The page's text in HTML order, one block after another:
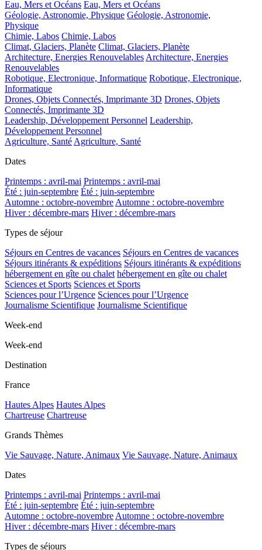
Eau, Mers et Océans Eau, Mers et Océans
Géologie, Astronomie, Physique Géologie, Astronomie,
Physique
Chimie, Labos Chimie, Labos
Climat, Glaciers, Planète Climat, Glaciers, Planète
Architecture, Energies Renouvelables Architecture, Energies
Renouvelables
Robotique, Electronique, Informatique Robotique, Electronique,
Informatique
Drones, Objets Connectés, Imprimante 3D Drones, Objets
Connectés, Imprimante 3D
Leadership, Développement Personnel Leadership,
Développement Personnel
Agriculture, Santé Agriculture, Santé
Dates
Printemps : avril-mai Printemps : avril-mai
Été : juin-septembre Été : juin-septembre
Automne : octobre-novembre Automne : octobre-novembre
Hiver : décembre-mars Hiver : décembre-mars
Types de séjour
Séjours en Centres de vacances Séjours en Centres de vacances
Séjours itinérants & expéditions Séjours itinérants & expéditions
hébergement en gîte ou chalet hébergement en gîte ou chalet
Sciences et Sports Sciences et Sports
Sciences pour l’Urgence Sciences pour l’Urgence
Journalisme Scientifique Journalisme Scientifique
Week-end
Week-end
Destination
France
Hautes Alpes Hautes Alpes
Chartreuse Chartreuse
Grands Thèmes
Vie Sauvage, Nature, Animaux Vie Sauvage, Nature, Animaux
Dates
Printemps : avril-mai Printemps : avril-mai
Été : juin-septembre Été : juin-septembre
Automne : octobre-novembre Automne : octobre-novembre
Hiver : décembre-mars Hiver : décembre-mars
Types de séjours